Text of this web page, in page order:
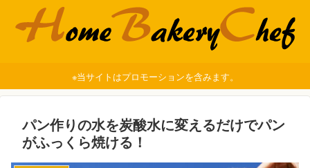
※当サイトはプロモーションを含みます。
パン作りの水を炭酸水に変えるだけでパン
がふっくら焼ける！